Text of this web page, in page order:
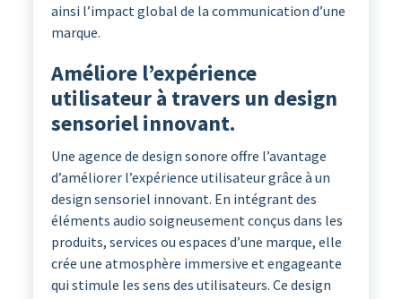
ainsi l’impact global de la communication d’une
marque.
Améliore l’expérience
utilisateur à travers un design
sensoriel innovant.
Une agence de design sonore offre l’avantage
d’améliorer l’expérience utilisateur grâce à un
design sensoriel innovant. En intégrant des
éléments audio soigneusement conçus dans les
produits, services ou espaces d’une marque, elle
crée une atmosphère immersive et engageante
qui stimule les sens des utilisateurs. Ce design